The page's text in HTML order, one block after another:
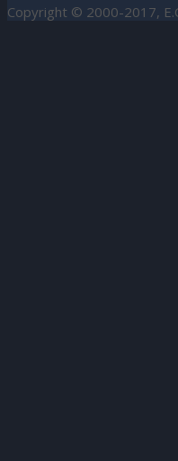
Copyright © 2000-2017,